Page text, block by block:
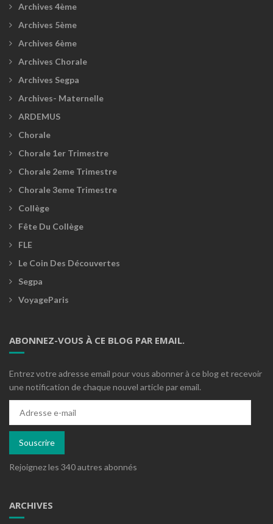
Archives 4ème
Archives 5ème
Archives 6ème
Archives Chorale
Archives Segpa
Archives- Maternelle
ARDEMUS
Chorale
Chorale 1er Trimestre
Chorale 2eme Trimestre
Chorale 3eme Trimestre
Collège
Fête Du Collège
FLE
Le Coin Des Découvertes
Segpa
VoyageParis
ABONNEZ-VOUS À CE BLOG PAR EMAIL.
Entrez votre adresse email pour vous abonner à ce blog et recevoir
une notification de chaque nouvel article par email.
mail
Souscrire
Rejoignez les 340 autres abonnés
ARCHIVES